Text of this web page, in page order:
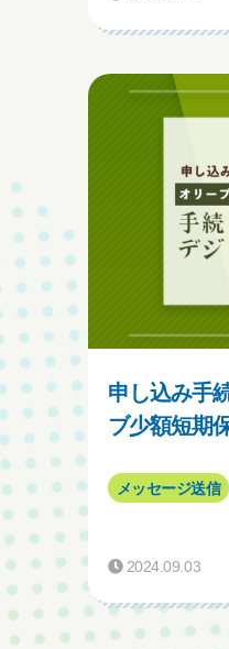
申し込み手
ブ少額短期
メッセージ送信
2024.09.03